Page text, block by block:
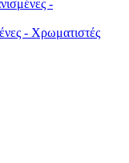
-
- Χρωματιστές